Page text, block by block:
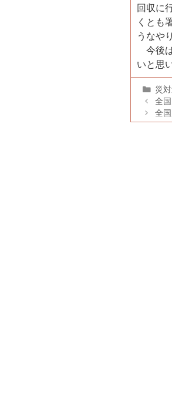
回収に
くとも
うなや
今後
いと思
カ
テ
ゴ
リ
災
全
全